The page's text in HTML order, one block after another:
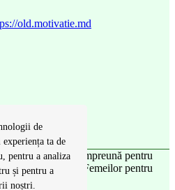
de
ta de
pentru a analiza
și pentru a
noștri.
old.motivatie.md
proiectului „Împreună pentru
și Fondul Femeilor pentru